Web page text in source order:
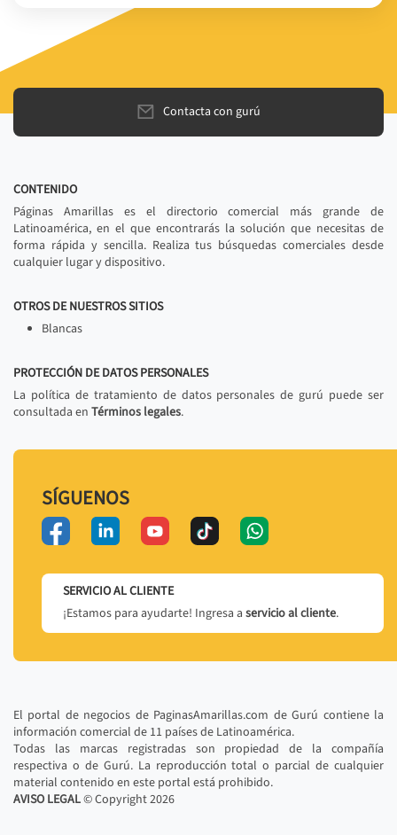
Contacta con gurú
CONTENIDO
Páginas Amarillas es el directorio comercial más grande de
Latinoamérica, en el que encontrarás la solución que necesitas de
forma rápida y sencilla. Realiza tus búsquedas comerciales desde
cualquier lugar y dispositivo.
OTROS DE NUESTROS SITIOS
Blancas
PROTECCIÓN DE DATOS PERSONALES
La política de tratamiento de datos personales de gurú puede ser
consultada en Términos legales.
SÍGUENOS
SERVICIO AL CLIENTE
¡Estamos para ayudarte! Ingresa a servicio al cliente.
El portal de negocios de PaginasAmarillas.com de Gurú contiene la
información comercial de 11 países de Latinoamérica.
Todas las marcas registradas son propiedad de la compañía
respectiva o de Gurú. La reproducción total o parcial de cualquier
material contenido en este portal está prohibido.
AVISO LEGAL© Copyright2026